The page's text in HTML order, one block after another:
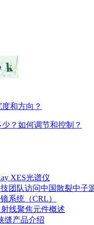
和方向？
？如何调节和控制？
XES光谱仪
团队访问中国散裂中子
系统（CRL）
线聚焦元件概述
缝产品介绍